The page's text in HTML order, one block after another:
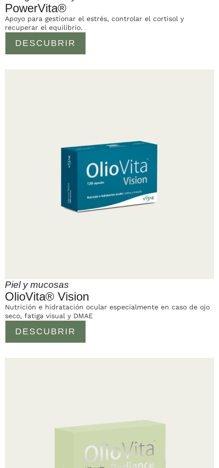
PowerVita®
DESCUBRIR
Apoyo para gestionar el estrés, controlar el cortisol y
recuperar el equilibrio.
Piel y mucosas
OlioVita® Vision
DESCUBRIR
Nutrición e hidratación ocular especialmente en caso de ojo
seco, fatiga visual y DMAE